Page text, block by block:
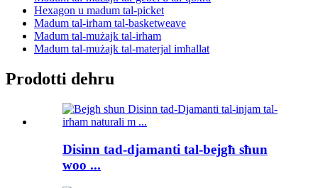
Hexagon u madum tal-picket
Madum tal-irħam tal-basketweave
Madum tal-mużajk tal-irħam
Madum tal-mużajk tal-materjal imħallat
Prodotti dehru
Disinn tad-djamanti tal-bejgħ sħun
woo ...